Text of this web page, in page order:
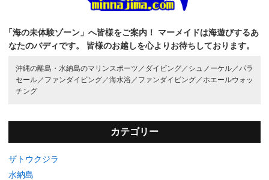
「海の未体験ゾーン」へ皆様をご案内！
マーメイドは海遊びするあ
なたのバディです。
皆様のお越しを心よりお待ちしております。
沖縄の離島・水納島のマリンスポーツ／ ダイビング／ シュノーケル／ パラ
セール／ ファンダイビング／海水浴／ ファンダイビング／ ホエールウォッ
チング
カテゴリー
ザトウクジラ
水納島